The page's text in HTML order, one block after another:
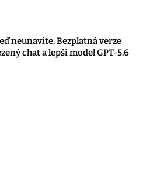
neunavíte. Bezplatná verze
chat a lepší model GPT-5.6